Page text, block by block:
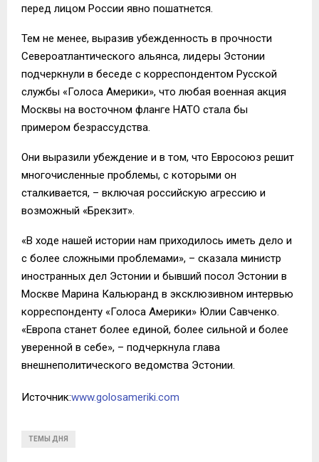
перед лицом России явно пошатнется.
Тем не менее, выразив убежденность в прочности
Североатлантического альянса, лидеры Эстонии
подчеркнули в беседе с корреспондентом Русской
службы «Голоса Америки», что любая военная акция
Москвы на восточном фланге НАТО стала бы
примером безрассудства.
Они выразили убеждение и в том, что Евросоюз решит
многочисленные проблемы, с которыми он
сталкивается, – включая российскую агрессию и
возможный «Брекзит».
«В ходе нашей истории нам приходилось иметь дело и
с более сложными проблемами», – сказала министр
иностранных дел Эстонии и бывший посол Эстонии в
Москве Марина Кальюранд в эксклюзивном интервью
корреспонденту «Голоса Америки» Юлии Савченко.
«Европа станет более единой, более сильной и более
уверенной в себе», – подчеркнула глава
внешнеполитического ведомства Эстонии.
Источник:www.golosameriki.com
ТЕМЫ ДНЯ